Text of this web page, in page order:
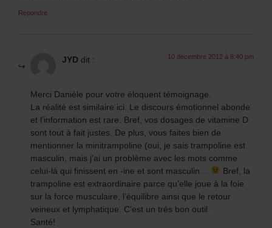
Répondre
JYD dit : 10 décembre 2012 à 8:40 pm
Merci Danièle pour votre éloquent témoignage.
La réalité est similaire ici. Le discours émotionnel abonde
et l’information est rare. Bref, vos dosages de vitamine D
sont tout à fait justes. De plus, vous faites bien de
mentionner la minitrampoline (oui, je sais trampoline est
masculin, mais j’ai un problème avec les mots comme
celui-là qui finissent en -ine et sont masculin…
Bref, la
trampoline est extraordinaire parce qu’elle joue à la foie
sur la force musculaire, l’équilibre ainsi que le retour
veineux et lymphatique. C’est un très bon outil.
Santé!